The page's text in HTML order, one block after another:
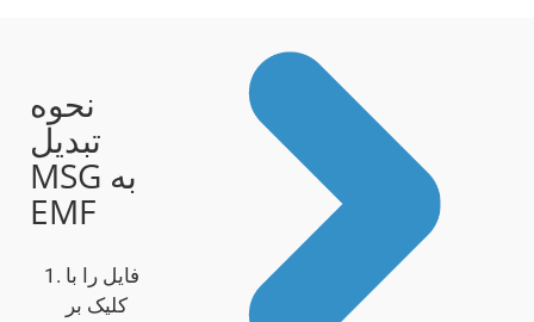
نحوه
تبدیل
MSG به
EMF
فایل را با
کلیک بر